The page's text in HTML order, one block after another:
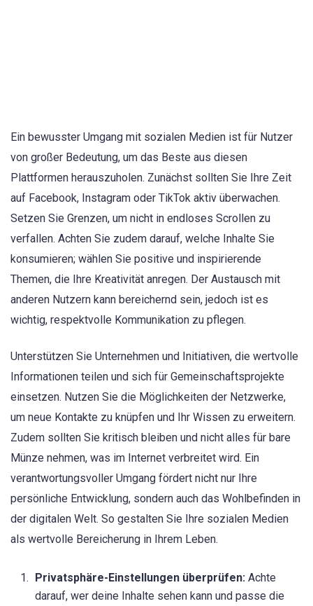
Ein bewusster Umgang mit sozialen Medien ist für Nutzer
von großer Bedeutung, um das Beste aus diesen
Plattformen herauszuholen. Zunächst sollten Sie Ihre Zeit
auf Facebook, Instagram oder TikTok aktiv überwachen.
Setzen Sie Grenzen, um nicht in endloses Scrollen zu
verfallen. Achten Sie zudem darauf, welche Inhalte Sie
konsumieren; wählen Sie positive und inspirierende
Themen, die Ihre Kreativität anregen. Der Austausch mit
anderen Nutzern kann bereichernd sein, jedoch ist es
wichtig, respektvolle Kommunikation zu pflegen.
Unterstützen Sie Unternehmen und Initiativen, die wertvolle
Informationen teilen und sich für Gemeinschaftsprojekte
einsetzen. Nutzen Sie die Möglichkeiten der Netzwerke,
um neue Kontakte zu knüpfen und Ihr Wissen zu erweitern.
Zudem sollten Sie kritisch bleiben und nicht alles für bare
Münze nehmen, was im Internet verbreitet wird. Ein
verantwortungsvoller Umgang fördert nicht nur Ihre
persönliche Entwicklung, sondern auch das Wohlbefinden in
der digitalen Welt. So gestalten Sie Ihre sozialen Medien
als wertvolle Bereicherung in Ihrem Leben.
Privatsphäre-Einstellungen überprüfen: Achte
darauf, wer deine Inhalte sehen kann und passe die